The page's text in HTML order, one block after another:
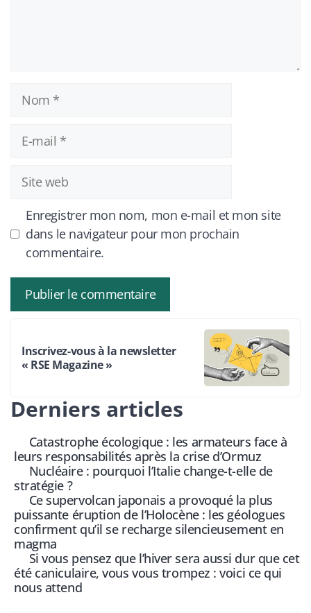
Nom
mail
Site
web
Enregistrer mon nom, mon e-mail et mon site
dans le navigateur pour mon prochain
commentaire.
Inscrivez-vous à la newsletter
« RSE Magazine »
Derniers articles
Catastrophe écologique : les armateurs face à
leurs responsabilités après la crise d’Ormuz
Nucléaire : pourquoi l’Italie change-t-elle de
stratégie ?
Ce supervolcan japonais a provoqué la plus
puissante éruption de l’Holocène : les géologues
confirment qu’il se recharge silencieusement en
magma
Si vous pensez que l’hiver sera aussi dur que cet
été caniculaire, vous vous trompez : voici ce qui
nous attend